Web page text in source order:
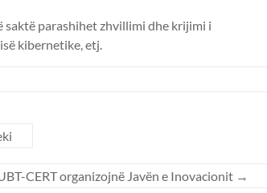
saktë parashihet zhvillimi dhe krijimi i
kibernetike, etj.
CERT organizojnë Javën e Inovacionit →